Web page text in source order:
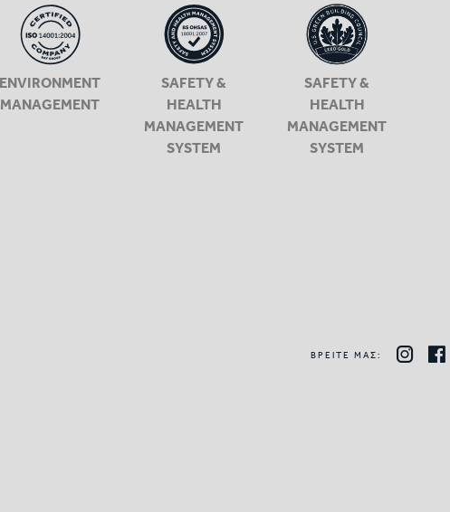
ENVIRONMENT
MANAGEMENT
SAFETY &
HEALTH
MANAGEMENT
SYSTEM
SAFETY &
HEALTH
MANAGEMENT
SYSTEM
ΒΡΕΙΤΕ ΜΑΣ: